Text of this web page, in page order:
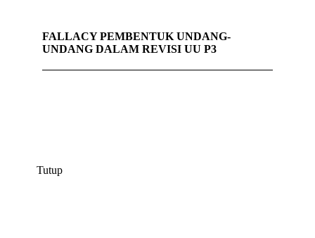
FALLACY PEMBENTUK UNDANG-
UNDANG DALAM REVISI UU P3
Tutup